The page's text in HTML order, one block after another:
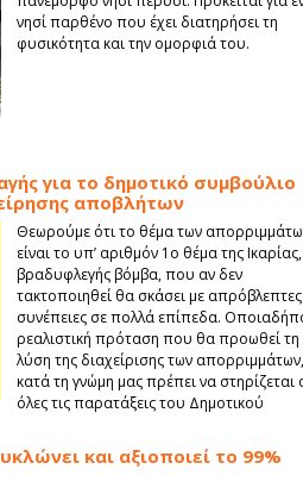
νησί παρθένο που έχει διατηρήσει τη
φυσικότητα και την ομορφιά του.
για το δημοτικό συμβούλιο
αποβλήτων
Θεωρούμε ότι το θέμα των
είναι το υπ’ αριθμόν 1ο θέμα της
βραδυφλεγής βόμβα, που αν δεν
τακτοποιηθεί θα σκάσει με απρόβλεπτες
συνέπειες σε πολλά επίπεδα.
ρεαλιστική πρόταση που θα προωθεί τη
λύση της διαχείρισης των απορριμμάτων,
κατά τη γνώμη μας πρέπει να στηρίζεται
όλες τις παρατάξεις του Δημοτικού
και αξιοποιεί το 99%